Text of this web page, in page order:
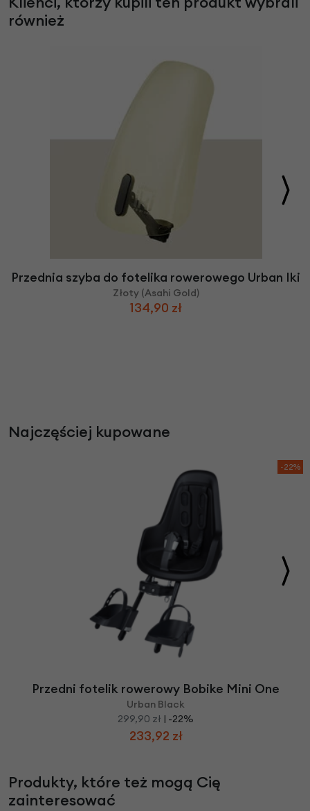
również
Przednia szyba do fotelika rowerowego Urban Iki
Złoty (Asahi Gold)
134,90 zł
Najczęściej kupowane
-22%
Przedni fotelik rowerowy Bobike Mini One
Urban Black
299,90 zł | -22%
233,92 zł
Produkty, które też mogą Cię
zainteresować